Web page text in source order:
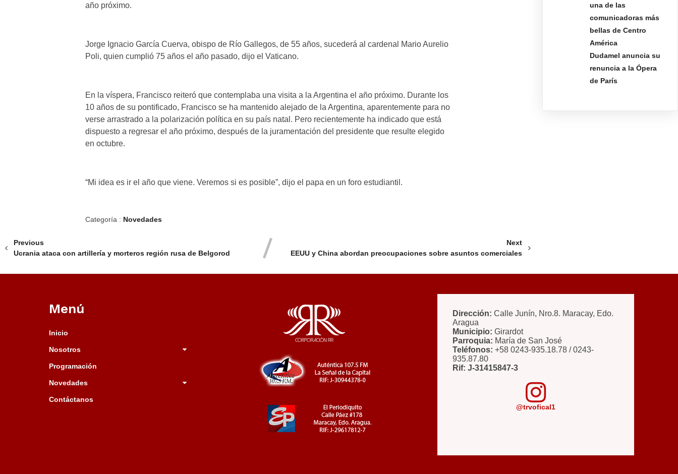
año próximo.
Jorge Ignacio García Cuerva, obispo de Río Gallegos, de 55 años, sucederá al cardenal Mario Aurelio
Poli, quien cumplió 75 años el año pasado, dijo el Vaticano.
En la víspera, Francisco reiteró que contemplaba una visita a la Argentina el año próximo. Durante los
10 años de su pontificado, Francisco se ha mantenido alejado de la Argentina, aparentemente para no
verse arrastrado a la polarización política en su país natal. Pero recientemente ha indicado que está
dispuesto a regresar el año próximo, después de la juramentación del presidente que resulte elegido
en octubre.
“Mi idea es ir el año que viene. Veremos si es posible”, dijo el papa en un foro estudiantil.
Categoría : Novedades
Previous
Ucrania ataca con artillería y morteros región rusa de Belgorod
Next
EEUU y China abordan preocupaciones sobre asuntos comerciales
una de las
comunicadoras más
bellas de Centro
América
Dudamel anuncia su
renuncia a la Ópera
de París
Menú
Inicio
Nosotros
Programación
Novedades
Contáctanos
Dirección: Calle Junín, Nro.8. Maracay, Edo.
Aragua
Municipio: Girardot
Parroquia: María de San José
Teléfonos: +58 0243-935.18.78 / 0243-
935.87.80
Rif: J-31415847-3
@trvofical1